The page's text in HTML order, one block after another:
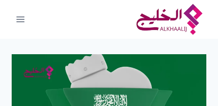
المحتوى